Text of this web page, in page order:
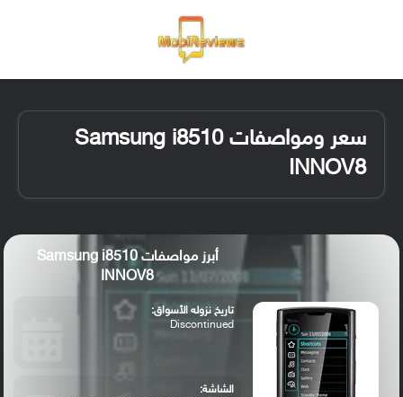
سعر ومواصفات Samsung i8510
INNOV8
أبرز مواصفات Samsung i8510
INNOV8
تاريخ نزوله الأسواق:
Discontinued
الشاشة: